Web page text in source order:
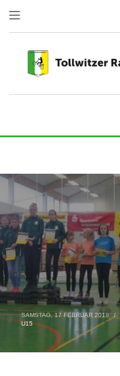
SAMSTAG, 17 FEBRUAR 2018 /
U15